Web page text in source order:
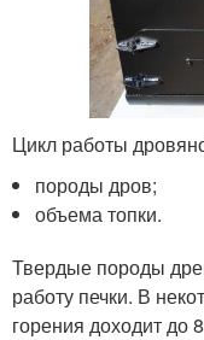
Цикл работы
породы дров;
объема топки.
Твердые породы
работу печки. В
горения доходит до